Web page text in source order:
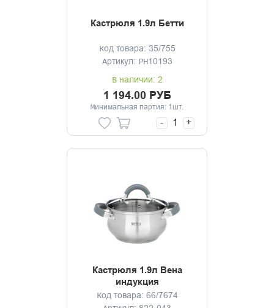
Кастрюля 1.9л Бетти
Код товара: 35/755
Артикул: PH10193
В наличии: 2
1 194.00 РУБ
Минимальная партия: 1шт.
- +
Кастрюля 1.9л Вена
индукция
Код товара: 66/7674